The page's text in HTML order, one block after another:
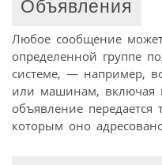
Объявления
Любое сообщение
определенной группе
системе, — например,
или машинам, включая
объявление передается
которым оно